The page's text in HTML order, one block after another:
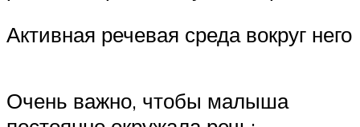
Активная речевая среда вокруг него
Очень важно, чтобы малыша